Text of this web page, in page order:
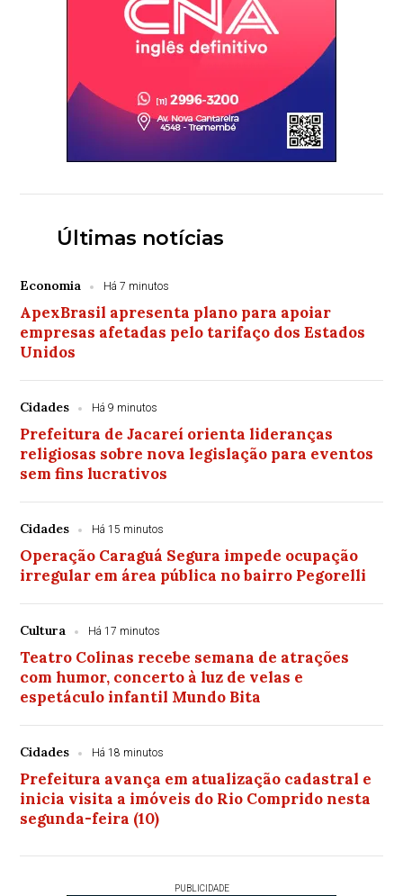
Últimas notícias
Economia Há 7 minutos
ApexBrasil apresenta plano para apoiar
empresas afetadas pelo tarifaço dos Estados
Unidos
Cidades Há 9 minutos
Prefeitura de Jacareí orienta lideranças
religiosas sobre nova legislação para eventos
sem fins lucrativos
Cidades Há 15 minutos
Operação Caraguá Segura impede ocupação
irregular em área pública no bairro Pegorelli
Cultura Há 17 minutos
Teatro Colinas recebe semana de atrações
com humor, concerto à luz de velas e
espetáculo infantil Mundo Bita
Cidades Há 18 minutos
Prefeitura avança em atualização cadastral e
inicia visita a imóveis do Rio Comprido nesta
segunda-feira (10)
PUBLICIDADE